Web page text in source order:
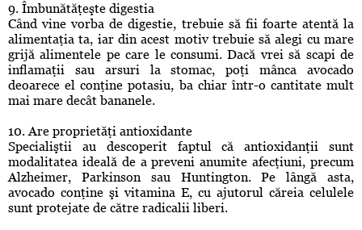
9. Îmbunătăţeşte digestia
Când vine vorba de digestie, trebuie să fii foarte atentă la
alimentaţia ta, iar din acest motiv trebuie să alegi cu mare
grijă alimentele pe care le consumi. Dacă vrei să scapi de
inflamaţii sau arsuri la stomac, poţi mânca avocado
deoarece el conţine potasiu, ba chiar într-o cantitate mult
mai mare decât bananele.
10. Are proprietăţi antioxidante
Specialiştii au descoperit faptul că antioxidanţii sunt
modalitatea ideală de a preveni anumite afecţiuni, precum
Alzheimer, Parkinson sau Huntington. Pe lângă asta,
avocado conţine şi vitamina E, cu ajutorul căreia celulele
sunt protejate de către radicalii liberi.